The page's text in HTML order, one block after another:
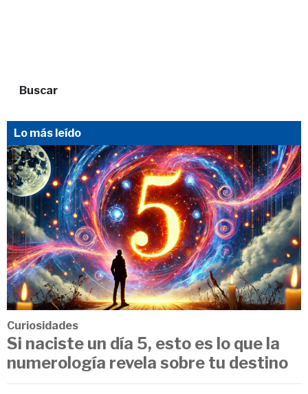
Buscar
Lo más leído
Curiosidades
Si naciste un día 5, esto es lo que la
numerología revela sobre tu destino